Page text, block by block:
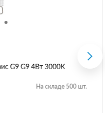
G9 G9 4Вт 3000K
На складе 500 шт.